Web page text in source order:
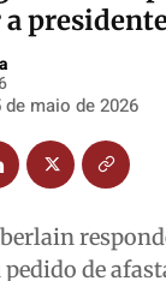
de maio de 2026
de